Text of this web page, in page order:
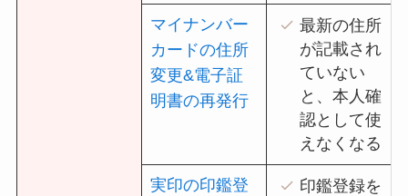
マイナンバー
カードの住所
変更&電子証
明書の再発行
最新の住所
が記載され
ていない
と、本人確
認として使
えなくなる
実印の印鑑登
印鑑登録を